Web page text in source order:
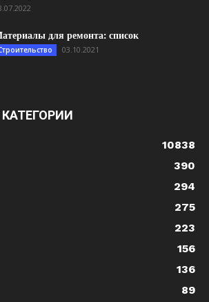
для ремонта: список
03.10.2021
10838
390
294
275
223
156
136
89